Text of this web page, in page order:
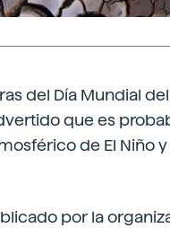
del Día Mundial
que es
de El Niño
por la